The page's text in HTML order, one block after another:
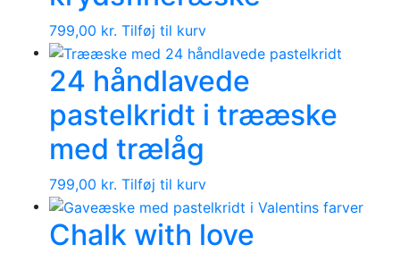
799,00 kr. Tilføj til kurv
24 håndlavede
pastelkridt i trææske
med trælåg
799,00 kr. Tilføj til kurv
Chalk with love